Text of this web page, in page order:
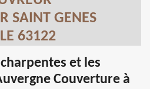
SAINT GENES
63122
et les
Couverture à